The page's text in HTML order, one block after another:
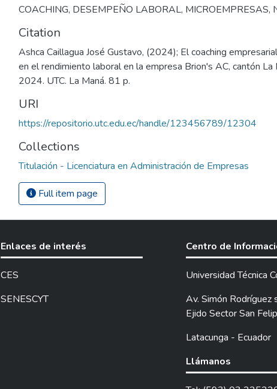
COACHING, DESEMPEÑO LABORAL, MICROEMPRESAS,
Citation
Ashca Caillagua José Gustavo, (2024); El coaching
en el rendimiento laboral en la empresa Brion's AC, cantón La
2024. UTC. La Maná. 81 p.
URI
https://repositorio.utc.edu.ec/handle/123456789/12304
Collections
Titulación - Licenciatura en Administración de Empresas
Full item page
Enlaces de interés
CES
SENESCYT
Centro de
Universidad Técnica
Av. Simón Rodríguez
Ejido Sector San
Latacunga - Ecuador
Llámanos